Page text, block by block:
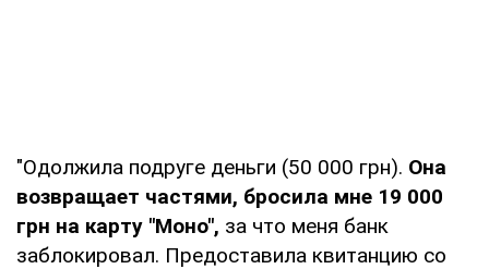
"Одолжила подруге деньги (50 000 грн). Она
возвращает частями, бросила мне 19 000
грн на карту "Моно", за что меня банк
заблокировал. Предоставила квитанцию со